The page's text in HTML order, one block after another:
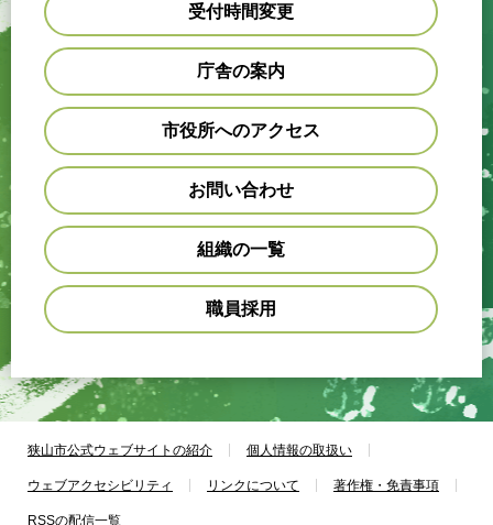
受付時間変更
庁舎の案内
市役所へのアクセス
お問い合わせ
組織の一覧
職員採用
狭山市公式ウェブサイトの紹介 個人情報の取扱い
ウェブアクセシビリティ リンクについて 著作権・免責事項
RSSの配信一覧